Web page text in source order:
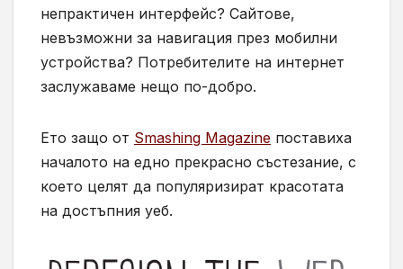
непрактичен интерфейс? Сайтове,
невъзможни за навигация през мобилни
устройства? Потребителите на интернет
заслужаваме нещо по-добро.
Ето защо от Smashing Magazine поставиха
началото на едно прекрасно състезание, с
което целят да популяризират красотата
на достъпния уеб.